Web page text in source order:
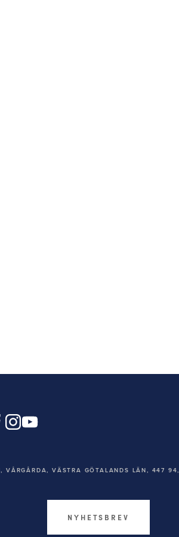
VÅRGÅRDA, VÄSTRA GÖTALANDS LÄN, 447 94,
NYHETSBREV